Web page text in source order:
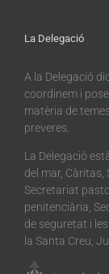
La Delegació
A la Delegació
coordinem i
matèria de
preveres.
La Delegació
del mar,
Secretariat
penitenciària,
de seguretat i
la Santa Creu,